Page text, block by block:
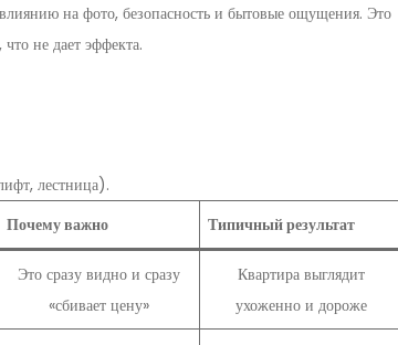
на фото, безопасность и бытовые ощущения. Это
не дает эффекта.
лестница).
Почему важно Типичный результат
Это сразу видно и сразу
«сбивает цену»
Квартира выглядит
ухоженно и дороже